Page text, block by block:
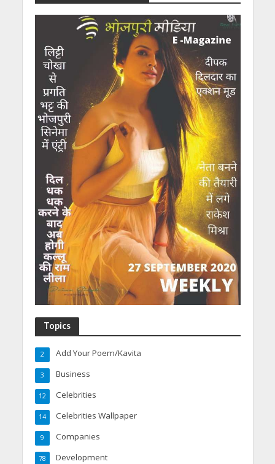
Topics
Add Your Poem/Kavita
2
Business
3
Celebrities
12
Celebrities Wallpaper
14
Companies
9
Development
78